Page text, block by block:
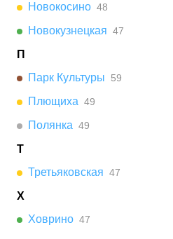
Новокосино 48
Новокузнецкая 47
П
Парк Культуры
59
Плющиха 49
Полянка 49
Т
Третьяковская 47
Х
Ховрино 47